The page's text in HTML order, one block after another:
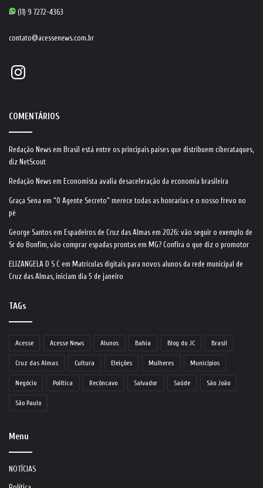
(11) 9 7272-4363
contato@acessenews.com.br
Instagram
COMENTÁRIOS
Redação News em Brasil está entre os principais países que distribuem ciberataques,
diz NetScout
Redação News em Economista avalia desaceleração da economia brasileira
Graça Sena em “O Agente Secreto” merece todas as honrarias e o nosso frevo no
pé
George Santos em Espadeiros de Cruz das Almas em 2026: vão seguir o exemplo de
Sr do Bonfim, vão comprar espadas prontas em MG? Confira o que diz o promotor
ELIZANGELA D S C em Matrículas digitais para novos alunos da rede municipal de
Cruz das Almas, iniciam dia 5 de janeiro
TAGs
Acesse Acesse News Alunos Bahia Blog do JC Brasil
Cruz das Almas Cultura Eleições Mulheres Municípios
Negócio Política Recôncavo Salvador Saúde São João
São Paulo
Menu
NOTÍCIAS